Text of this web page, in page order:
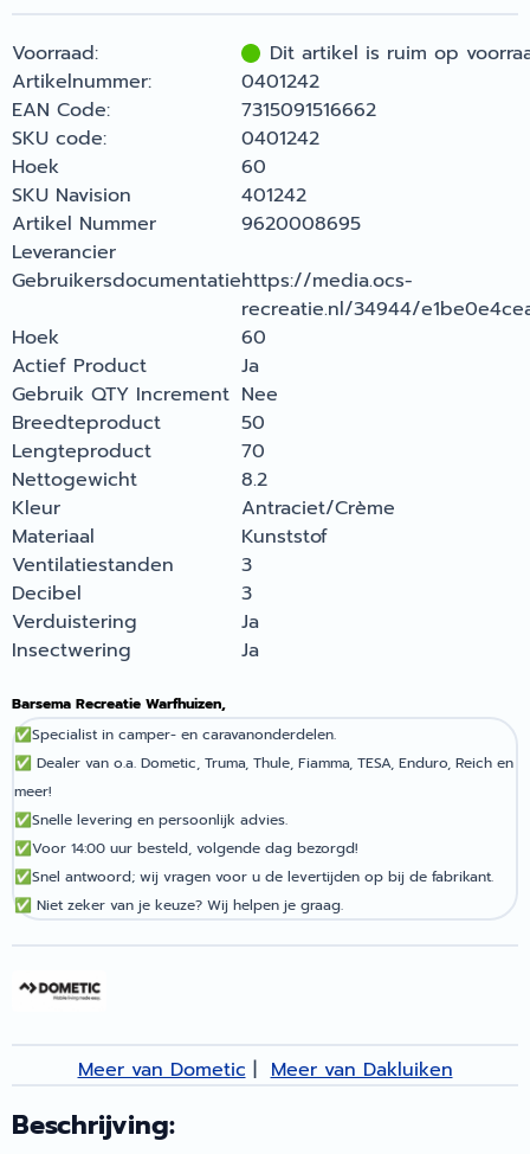
Voorraad:
Dit artikel is ruim op
Artikelnummer:
0401242
EAN Code:
7315091516662
SKU code:
0401242
Hoek
60
SKU Navision
401242
Artikel Nummer
Leverancier
9620008695
Gebruikersdocumentatiehttps://media.ocs-
recreatie.nl/34944/
Hoek
60
Actief Product
Ja
Gebruik QTY Increment Nee
Breedteproduct
50
Lengteproduct
70
Nettogewicht
8.2
Kleur
Antraciet/Crème
Materiaal
Kunststof
Ventilatiestanden
3
Decibel
3
Verduistering
Ja
Insectwering
Ja
Barsema Recreatie Warfhuizen,
✅Specialist in camper- en caravanonderdelen.
✅ Dealer van o.a. Dometic, Truma, Thule, Fiamma, TESA, Enduro, Reich en
meer!
✅Snelle levering en persoonlijk advies.
✅Voor 14:00 uur besteld, volgende dag bezorgd!
✅Snel antwoord; wij vragen voor u de levertijden op bij de fabrikant.
✅ Niet zeker van je keuze? Wij helpen je graag.
Meer van Dometic|Meer van Dakluiken
Beschrijving: